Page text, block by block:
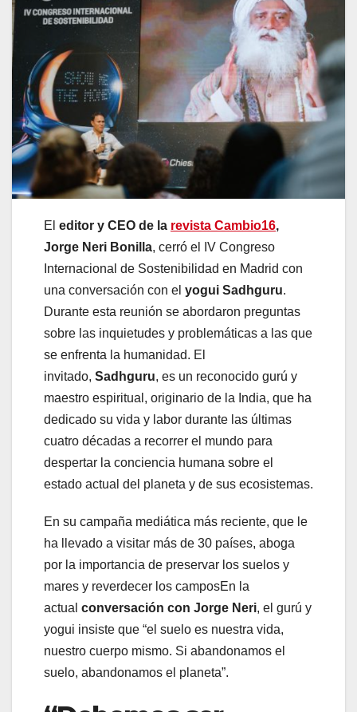
El editor y CEO de la revista Cambio16,
Jorge Neri Bonilla, cerró el IV Congreso
Internacional de Sostenibilidad en Madrid con
una conversación con el yogui Sadhguru.
Durante esta reunión se abordaron preguntas
sobre las inquietudes y problemáticas a las que
se enfrenta la humanidad. El
invitado, Sadhguru, es un reconocido gurú y
maestro espiritual, originario de la India, que ha
dedicado su vida y labor durante las últimas
cuatro décadas a recorrer el mundo para
despertar la conciencia humana sobre el
estado actual del planeta y de sus ecosistemas.
En su campaña mediática más reciente, que le
ha llevado a visitar más de 30 países, aboga
por la importancia de preservar los suelos y
mares y reverdecer los camposEn la
actual conversación con Jorge Neri, el gurú y
yogui insiste que “el suelo es nuestra vida,
nuestro cuerpo mismo. Si abandonamos el
suelo, abandonamos el planeta”.